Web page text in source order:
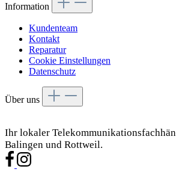
Information
Kundenteam
Kontakt
Reparatur
Cookie Einstellungen
Datenschutz
Über uns
Ihr lokaler
Balingen und Rottweil.